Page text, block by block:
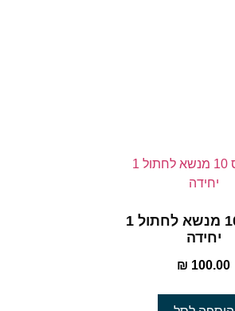
אטלס 10 מנשא לחתול 1
יחידה
₪ 100.00